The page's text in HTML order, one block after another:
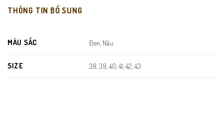
trạng hầm bí và mùi hôi khi sử dụng trong thời gian dài.
chống trơn trượt, giảm chấn hiệu quả và tăng độ bám trên mọi bề
THÔNG TIN BỔ SUNG
MÀU SẮC Đen, Nâu
SIZE 38, 39, 40, 41, 42, 43